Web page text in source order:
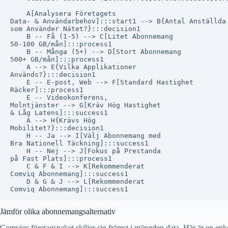
    A[Analysera Företagets
Data- & Användarbehov]:::start1 --> B{Antal Anställda
som Använder Nätet?}:::decision1
    B -- Få (1-5) --> C[Litet Abonnemang
50-100 GB/mån]:::process1
    B -- Många (5+) --> D[Stort Abonnemang
500+ GB/mån]:::process1
    A --> E{Vilka Applikationer
Används?}:::decision1
    E -- E-post, Web --> F[Standard Hastighet
Räcker]:::process1
    E -- Videokonferens,
Molntjänster --> G[Kräv Hög Hastighet
& Låg Latens]:::success1
    A --> H{Krävs Hög
Mobilitet?}:::decision1
    H -- Ja --> I[Välj Abonnemang med
Bra Nationell Täckning]:::success1
    H -- Nej --> J[Fokus på Prestanda
på Fast Plats]:::process1
    C & F & I --> K[Rekommenderat
Comviq Abonnemang]:::success1
    D & G & J --> L[Rekommenderat
Jämför olika abonnemangsalternativ